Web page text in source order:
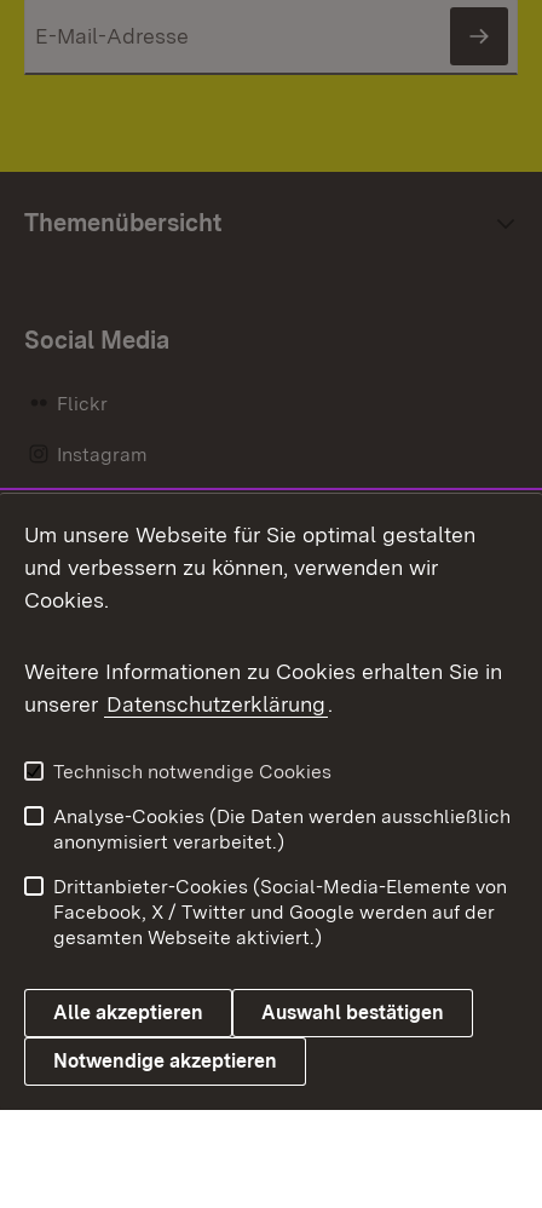
Themenübersicht
Social Media
Flickr
Instagram
Mastodon
Messenger
Social Wall
X / Twitter
Youtube
Link zum Landesportal
Benutzungshinweise
Barrierefreiheit
Datenschutz
Cookies
Um unsere Webseite für Sie optimal gestalten
und verbessern zu können, verwenden wir
Cookies.
Weitere Informationen zu Cookies erhalten Sie in
unserer Datenschutzerklärung.
Technisch notwendige Cookies
Analyse-Cookies (Die Daten werden ausschließlich
anonymisiert verarbeitet.)
Drittanbieter-Cookies (Social-Media-Elemente von
Facebook, X / Twitter und Google werden auf der
gesamten Webseite aktiviert.)
Alle akzeptieren Auswahl bestätigen
Notwendige akzeptieren